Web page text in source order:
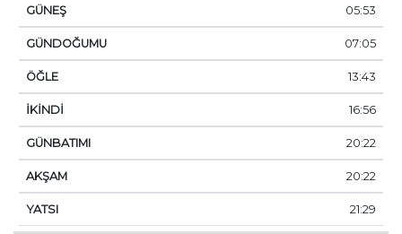
05:53
07:05
13:43
16:56
20:22
20:22
21:29